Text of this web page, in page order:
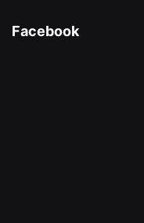
Facebook